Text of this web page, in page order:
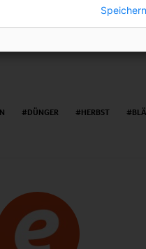
DÜNGER HERBST